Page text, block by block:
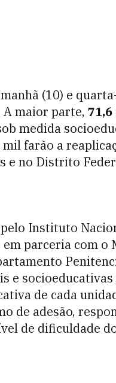
(10) e
A maior parte,
medida
farão a
e no Distrito
Instituto
parceria com o
e
de cada
de adesão,
de dificuldade